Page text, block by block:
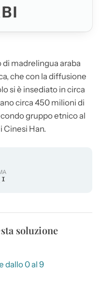
madrelingua araba
che con la diffusione
si è insediato in circa
circa 450 milioni di
gruppo etnico al
Cinesi Han.
soluzione
dallo 0 al 9